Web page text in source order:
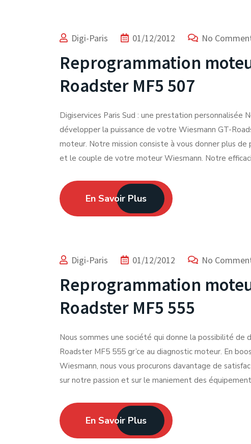
Digi-Paris 01/12/2012 No
Reprogrammation
Roadster MF5 507
Digiservices Paris Sud : une prestation personnalisée
développer la puissance de votre Wiesmann GT-
moteur. Notre mission consiste à vous donner plus
et le couple de votre moteur Wiesmann. Notre
En Savoir Plus
Digi-Paris 01/12/2012 No
Reprogrammation
Roadster MF5 555
Nous sommes une société qui donne la possibilité
Roadster MF5 555 gr’ce au diagnostic moteur. En
Wiesmann, nous vous procurons davantage de
sur notre passion et sur le maniement des
En Savoir Plus
Expert du Chiptuning depuis 2012.